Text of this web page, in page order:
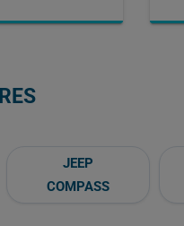
JEEP
COMPASS